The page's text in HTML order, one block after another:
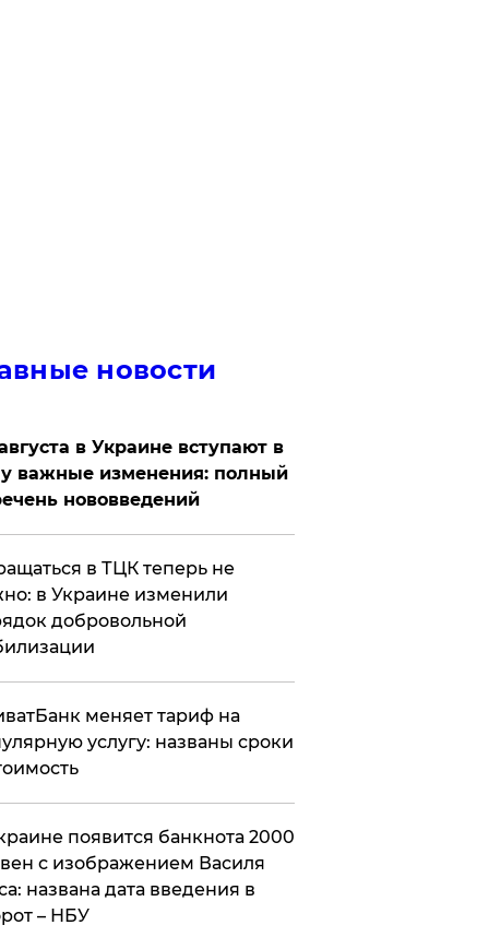
новости
в Украине вступают в
важные изменения: полный
нововведений
в ТЦК теперь не
в Украине изменили
добровольной
меняет тариф на
услугу: названы сроки
появится банкнота 2000
с изображением Василя
названа дата введения в
– НБУ